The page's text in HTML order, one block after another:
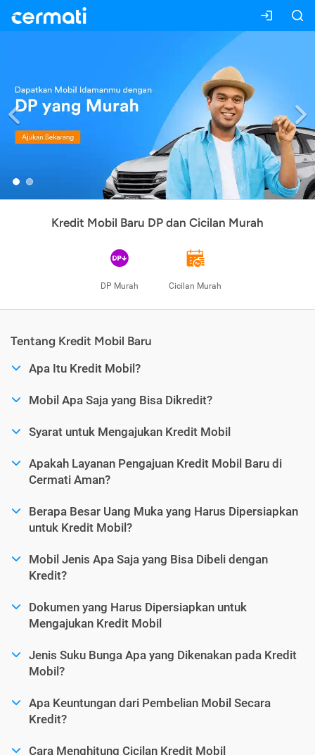
Previous
Kredit Mobil Baru DP dan Cicilan Murah
DP Murah Cicilan Murah
Tentang Kredit Mobil Baru
Apa Itu Kredit Mobil?
Mobil Apa Saja yang Bisa Dikredit?
Syarat untuk Mengajukan Kredit Mobil
Apakah Layanan Pengajuan Kredit Mobil Baru di
Cermati Aman?
Berapa Besar Uang Muka yang Harus Dipersiapkan
untuk Kredit Mobil?
Mobil Jenis Apa Saja yang Bisa Dibeli dengan
Kredit?
Dokumen yang Harus Dipersiapkan untuk
Mengajukan Kredit Mobil
Jenis Suku Bunga Apa yang Dikenakan pada Kredit
Mobil?
Apa Keuntungan dari Pembelian Mobil Secara
Kredit?
Cara Menghitung Cicilan Kredit Mobil